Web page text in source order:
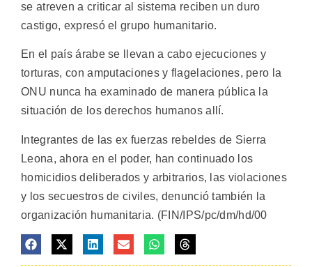
se atreven a criticar al sistema reciben un duro
castigo, expresó el grupo humanitario.
En el país árabe se llevan a cabo ejecuciones y
torturas, con amputaciones y flagelaciones, pero la
ONU nunca ha examinado de manera pública la
situación de los derechos humanos allí.
Integrantes de las ex fuerzas rebeldes de Sierra
Leona, ahora en el poder, han continuado los
homicidios deliberados y arbitrarios, las violaciones
y los secuestros de civiles, denunció también la
organización humanitaria. (FIN/IPS/pc/dm/hd/00